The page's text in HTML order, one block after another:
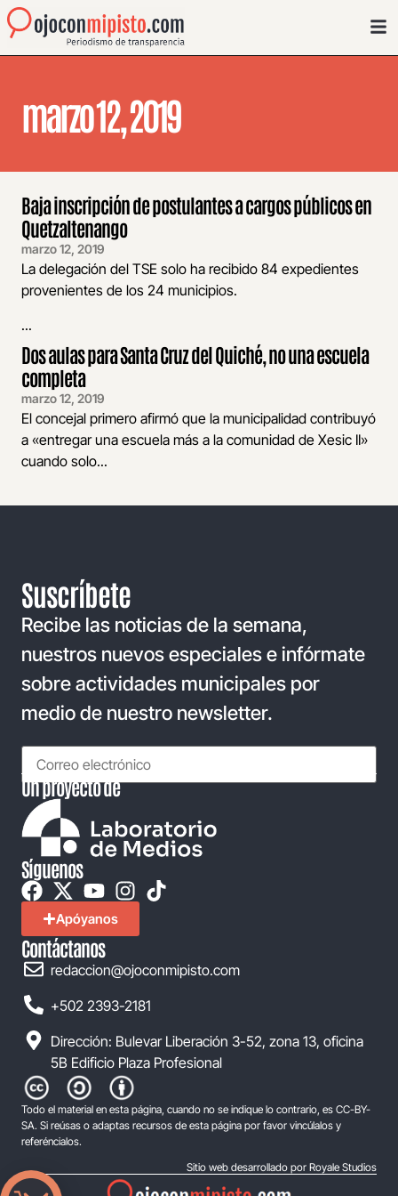
marzo 12, 2019
Baja inscripción de postulantes a cargos públicos en
Quetzaltenango
marzo 12, 2019
La delegación del TSE solo ha recibido 84 expedientes
provenientes de los 24 municipios.
...
Dos aulas para Santa Cruz del Quiché, no una escuela
completa
marzo 12, 2019
El concejal primero afirmó que la municipalidad contribuyó
a «entregar una escuela más a la comunidad de Xesic II»
cuando solo...
Suscríbete
Recibe las noticias de la semana,
nuestros nuevos especiales e infórmate
sobre actividades municipales por
medio de nuestro newsletter.
Un proyecto de
Síguenos
Apóyanos
Contáctanos
redaccion@ojoconmipisto.com
+502 2393-2181
Dirección: Bulevar Liberación 3-52, zona 13, oficina
5B Edificio Plaza Profesional
Todo el material en esta página, cuando no se indique lo contrario, es CC-BY-
SA. Si reúsas o adaptas recursos de esta página por favor vincúlalos y
referéncialos.
Sitio web desarrollado por Royale Studios